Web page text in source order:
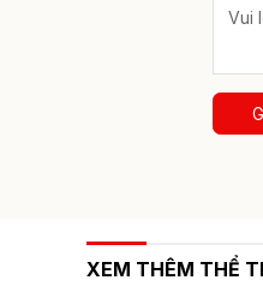
XEM THÊM THỂ